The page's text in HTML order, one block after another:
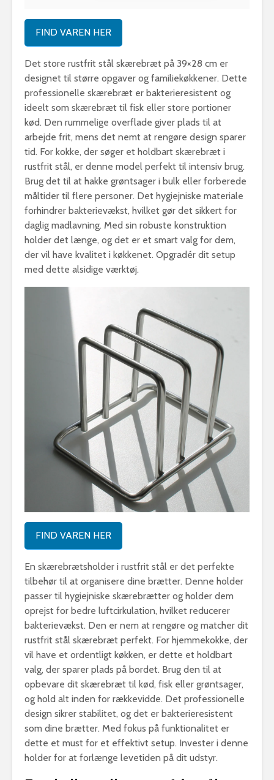
FIND VAREN HER
Det store rustfrit stål skærebræt på 39×28 cm er
designet til større opgaver og familiekøkkener. Dette
professionelle skærebræt er bakterieresistent og
ideelt som skærebræt til fisk eller store portioner
kød. Den rummelige overflade giver plads til at
arbejde frit, mens det nemt at rengøre design sparer
tid. For kokke, der søger et holdbart skærebræt i
rustfrit stål, er denne model perfekt til intensiv brug.
Brug det til at hakke grøntsager i bulk eller forberede
måltider til flere personer. Det hygiejniske materiale
forhindrer bakterievækst, hvilket gør det sikkert for
daglig madlavning. Med sin robuste konstruktion
holder det længe, og det er et smart valg for dem,
der vil have kvalitet i køkkenet. Opgradér dit setup
med dette alsidige værktøj.
FIND VAREN HER
En skærebrætsholder i rustfrit stål er det perfekte
tilbehør til at organisere dine brætter. Denne holder
passer til hygiejniske skærebrætter og holder dem
oprejst for bedre luftcirkulation, hvilket reducerer
bakterievækst. Den er nem at rengøre og matcher dit
rustfrit stål skærebræt perfekt. For hjemmekokke, der
vil have et ordentligt køkken, er dette et holdbart
valg, der sparer plads på bordet. Brug den til at
opbevare dit skærebræt til kød, fisk eller grøntsager,
og hold alt inden for rækkevidde. Det professionelle
design sikrer stabilitet, og det er bakterieresistent
som dine brætter. Med fokus på funktionalitet er
dette et must for et effektivt setup. Invester i denne
holder for at forlænge levetiden på dit udstyr.